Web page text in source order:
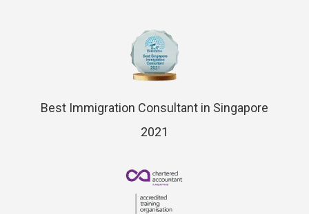
Best Immigration Consultant in Singapore
2021